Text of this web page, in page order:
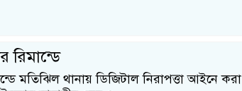
রিমান্ডে
মতিঝিল থানায় ডিজিটাল নিরাপত্তা আইনে করা